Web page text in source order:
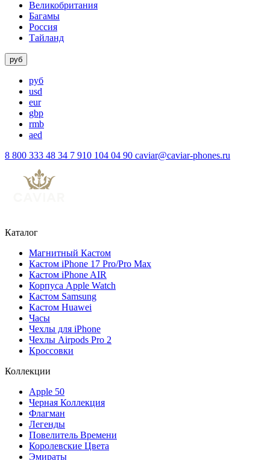
Великобритания
Багамы
Россия
Тайланд
руб
руб
usd
eur
gbp
rmb
aed
8 800 333 48 34 7 910 104 04 90 caviar@caviar-phones.ru
Каталог
Магнитный Кастом
Кастом iPhone 17 Pro/Pro Max
Кастом iPhone AIR
Корпуса Apple Watch
Кастом Samsung
Кастом Huawei
Часы
Чехлы для iPhone
Чехлы Airpods Pro 2
Кроссовки
Коллекции
Apple 50
Черная Коллекция
Флагман
Легенды
Повелитель Времени
Королевские Цвета
Эмираты